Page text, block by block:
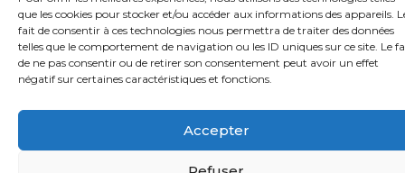
que les cookies pour stocker et/ou accéder aux informations des appareils.
fait de consentir à ces technologies nous permettra de traiter des données
telles que le comportement de navigation ou les ID uniques sur ce site. Le
de ne pas consentir ou de retirer son consentement peut avoir un effet
négatif sur certaines caractéristiques et fonctions.
Accepter